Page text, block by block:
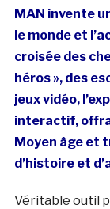
MAN invente
le monde et
croisée des
héros », des
jeux vidéo,
interactif,
Moyen âge et
d’histoire et
Véritable outil